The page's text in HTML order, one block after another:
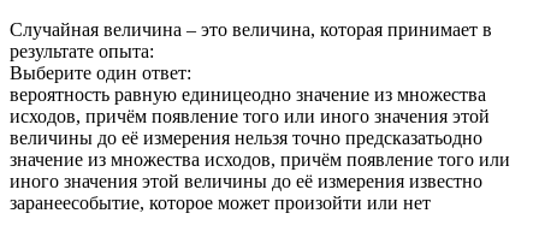
Случайная величина – это величина, которая принимает в
результате опыта:
Выберите один ответ:
вероятность равную единицеодно значение из множества
исходов, причём появление того или иного значения этой
величины до её измерения нельзя точно предсказатьодно
значение из множества исходов, причём появление того или
иного значения этой величины до её измерения известно
заранеесобытие, которое может произойти или нет